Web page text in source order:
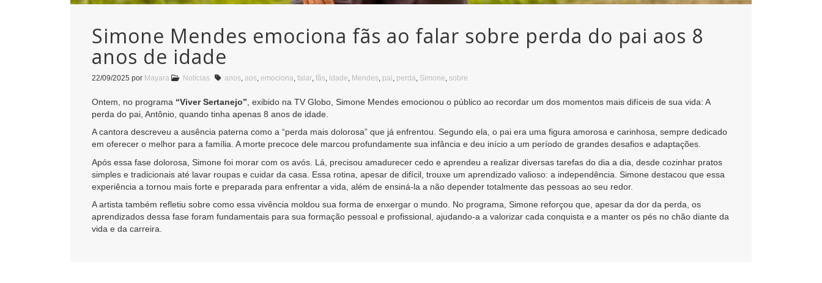
Simone Mendes emociona fãs ao falar sobre perda do pai aos 8
anos de idade
22/09/2025 por Mayara Notícias anos, aos, emociona, falar, fãs, idade, Mendes, pai, perda, Simone, sobre
Ontem, no programa “Viver Sertanejo” , exibido na TV Globo, Simone Mendes emocionou o público ao recordar um dos momentos mais difíceis de sua vida: A
perda do pai, Antônio, quando tinha apenas 8 anos de idade.
A cantora descreveu a ausência paterna como a “perda mais dolorosa” que já enfrentou. Segundo ela, o pai era uma figura amorosa e carinhosa, sempre dedicado
em oferecer o melhor para a família. A morte precoce dele marcou profundamente sua infância e deu início a um período de grandes desafios e adaptações.
Após essa fase dolorosa, Simone foi morar com os avós. Lá, precisou amadurecer cedo e aprendeu a realizar diversas tarefas do dia a dia, desde cozinhar pratos
simples e tradicionais até lavar roupas e cuidar da casa. Essa rotina, apesar de difícil, trouxe um aprendizado valioso: a independência. Simone destacou que essa
experiência a tornou mais forte e preparada para enfrentar a vida, além de ensiná-la a não depender totalmente das pessoas ao seu redor.
A artista também refletiu sobre como essa vivência moldou sua forma de enxergar o mundo. No programa, Simone reforçou que, apesar da dor da perda, os
aprendizados dessa fase foram fundamentais para sua formação pessoal e profissional, ajudando-a a valorizar cada conquista e a manter os pés no chão diante da
vida e da carreira.